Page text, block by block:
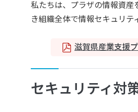
私たちは、プラザの情報資産
き組織全体で情報セキュリテ
滋賀県産業支援
セキュリティ対